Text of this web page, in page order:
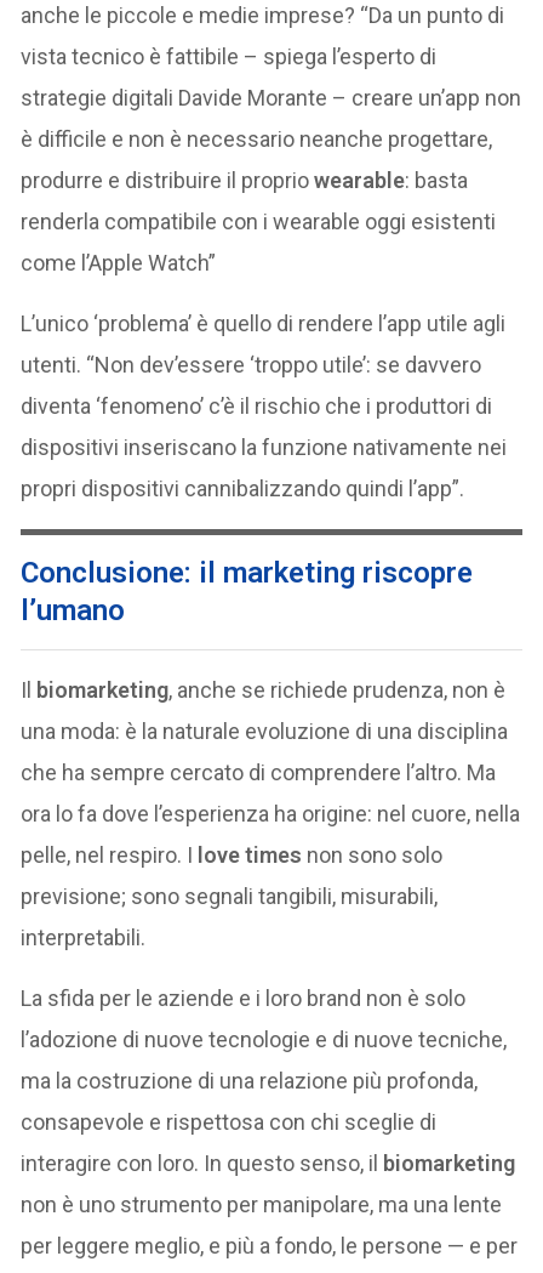
anche le piccole e medie imprese? “Da un punto di
vista tecnico è fattibile – spiega l’esperto di
strategie digitali Davide Morante – creare un’app non
è difficile e non è necessario neanche progettare,
produrre e distribuire il propriowearable: basta
renderla compatibile con i wearable oggi esistenti
come l’Apple Watch”
L’unico ‘problema’ è quello di rendere l’app utile agli
utenti. “Non dev’essere ‘troppo utile’: se davvero
diventa ‘fenomeno’ c’è il rischio che i produttori di
dispositivi inseriscano la funzione nativamente nei
propri dispositivi cannibalizzando quindi l’app”.
Conclusione: il marketing riscopre
l’umano
Il biomarketing, anche se richiede prudenza, non è
una moda: è la naturale evoluzione di una disciplina
che ha sempre cercato di comprendere l’altro. Ma
ora lo fa dove l’esperienza ha origine: nel cuore, nella
pelle, nel respiro. I love times non sono solo
previsione; sono segnali tangibili, misurabili,
interpretabili.
La sfida per le aziende e i loro brand non è solo
l’adozione di nuove tecnologie e di nuove tecniche,
ma la costruzione di una relazione più profonda,
consapevole e rispettosa con chi sceglie di
interagire con loro. In questo senso, il biomarketing
non è uno strumento per manipolare, ma una lente
per leggere meglio, e più a fondo, le persone — e per